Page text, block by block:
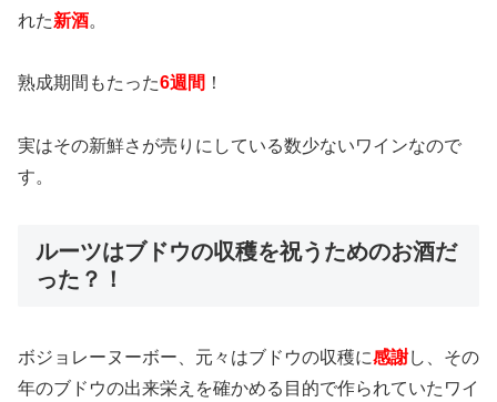
れた新酒。
熟成期間もたった6週間 ！
実はその新鮮さが売りにしている数少ないワインなので
す。
ルーツはブドウの収穫を祝うためのお酒だ
った？！
ボジョレーヌーボー、元々はブドウの収穫に感謝し、その
年のブドウの出来栄えを確かめる目的で作られていたワイ